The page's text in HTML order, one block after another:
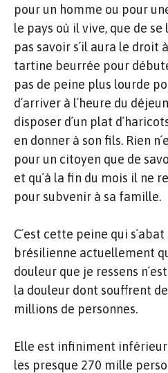
pour un homme ou pour
le pays où il vive, que de
pas savoir s´il aura le droit
tartine beurrée pour
pas de peine plus lourde
d´arriver à l´heure du
disposer d´un plat
en donner à son fils. Rien
pour un citoyen que de
et qu´à la fin du mois il ne
pour subvenir à sa famille.
C´est cette peine qui
brésilienne actuellement
douleur que je ressens
la douleur dont souffrent
millions de personnes.
Elle est infiniment
les presque 270 mille